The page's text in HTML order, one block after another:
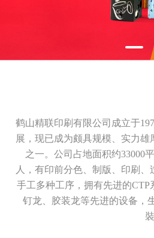
鹤山精联印刷有限公司成立于
展，现已成为颇具规模、实力
之一。公司占地面积约33000
人，有印前分色、制版、印刷、
手工多种工序，拥有先进的
钉龙、胶装龙等先进的设备，